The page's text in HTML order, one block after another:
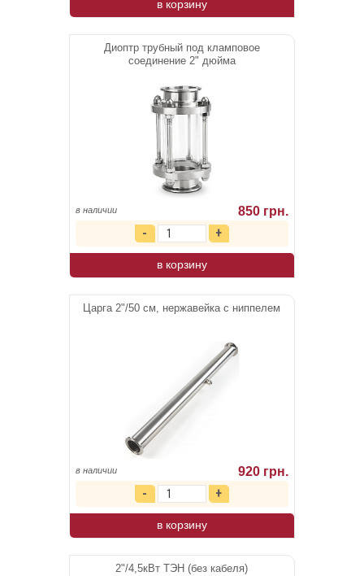
в корзину
Диоптр трубный под кламповое
соединение 2" дюйма
в наличии 850 грн.
в корзину
Царга 2"/50 см, нержавейка с ниппелем
в наличии 920 грн.
в корзину
2"/4,5кВт ТЭН (без кабеля)